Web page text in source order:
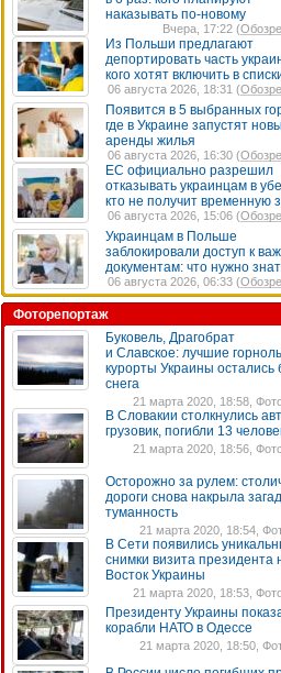
наказывать по-новому
Вчера, 17:22 (
Из Польши предлагают
депортировать часть
кого хотят включить в
06 августа 2026, 18:31 (
Появится в 5 выбранных
где в Украине запустят
аренды жилья
06 августа 2026, 16:30 (
ЕС официально разрешил
отказывать украинцам в
кто не получит временную
06 августа 2026, 15:06 (
Украинцам в Польше
заблокировали доступ к
документам: что нужно
06 августа 2026, 06:33 (
Фоторепортаж
Буковель, Драгобрат
и Славское: лучшие
курорты Украины остались
снега
21 марта 2020, 18:58,
В Словакии столкнулись
грузовик, погибли 13
21 марта 2020, 18:56,
Осторожно за рулем:
дороги снова накрыла
туманность
21 марта 2020, 18:54,
В Сети появились
снимки визита президента
Восток Украины
21 марта 2020, 18:53,
Президенту Украины
корабли НАТО в Одессе
21 марта 2020, 18:50,